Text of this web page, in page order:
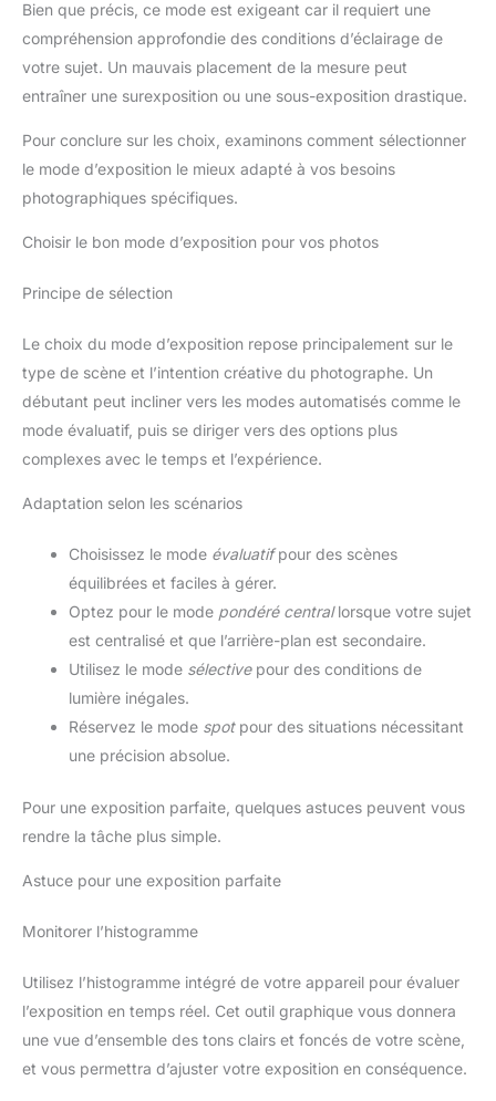
Bien que précis, ce mode est exigeant car il requiert une
compréhension approfondie des conditions d’éclairage de
votre sujet. Un mauvais placement de la mesure peut
entraîner une surexposition ou une sous-exposition drastique.
Pour conclure sur les choix, examinons comment sélectionner
le mode d’exposition le mieux adapté à vos besoins
photographiques spécifiques.
Choisir le bon mode d’exposition pour vos photos
Principe de sélection
Le choix du mode d’exposition repose principalement sur le
type de scène et l’intention créative du photographe. Un
débutant peut incliner vers les modes automatisés comme le
mode évaluatif, puis se diriger vers des options plus
complexes avec le temps et l’expérience.
Adaptation selon les scénarios
Choisissez le mode évaluatifpour des scènes
équilibrées et faciles à gérer.
Optez pour le mode pondéré centrallorsque votre sujet
est centralisé et que l’arrière-plan est secondaire.
Utilisez le mode sélectivepour des conditions de
lumière inégales.
Réservez le mode spotpour des situations nécessitant
une précision absolue.
Pour une exposition parfaite, quelques astuces peuvent vous
rendre la tâche plus simple.
Astuce pour une exposition parfaite
Monitorer l’histogramme
Utilisez l’histogramme intégré de votre appareil pour évaluer
l’exposition en temps réel. Cet outil graphique vous donnera
une vue d’ensemble des tons clairs et foncés de votre scène,
et vous permettra d’ajuster votre exposition en conséquence.